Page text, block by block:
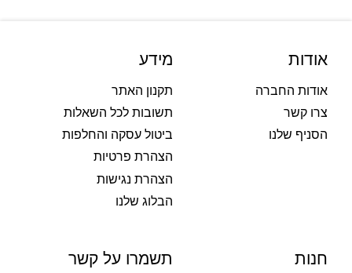
אודות
אודות החברה
צרו קשר
הסניף שלנו
מידע
תקנון האתר
תשובות לכל השאלות
ביטול עסקה והחלפות
הצהרת פרטיות
הצהרת נגישות
הבלוג שלנו
חנות תשמרו על קשר